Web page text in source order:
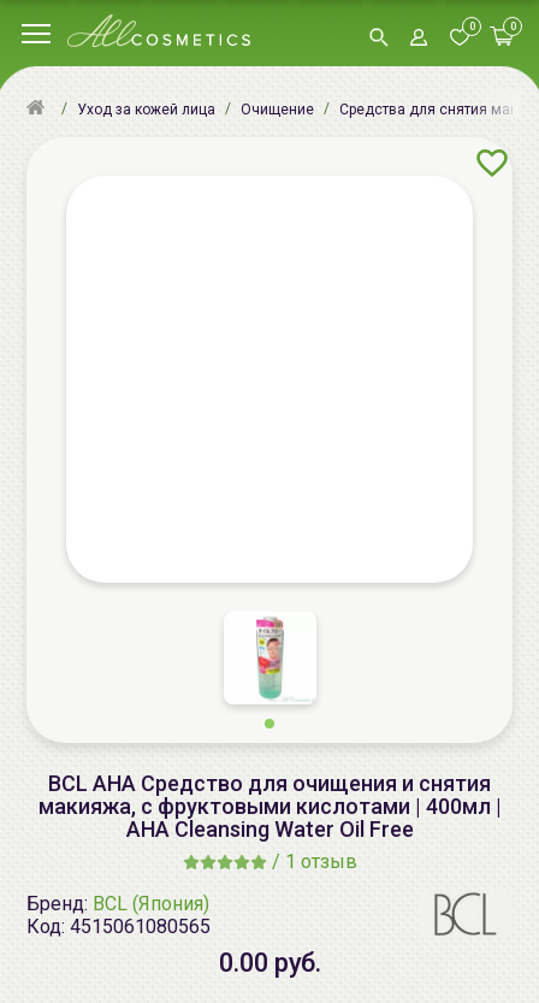
0 0
Уход за кожей лица Очищение Средства для снятия
BCL AHA Средство для очищения и снятия
макияжа, с фруктовыми кислотами | 400мл |
AHA Cleansing Water Oil Free
/ 1 отзыв
Бренд: BCL (Япония)
Код: 4515061080565
0.00 руб.